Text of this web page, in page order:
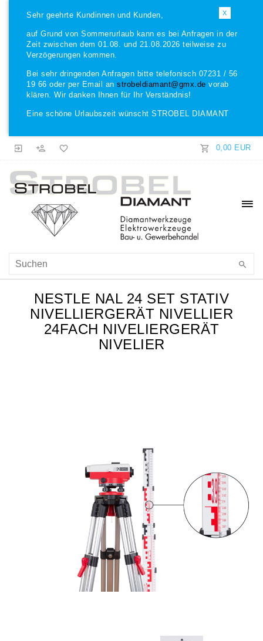
X
Sehr geehrte Kundinnen und Kunden,
auf Grund von Sommerurlaub kann es bei Anfragen in der
Zeit zwischen dem 01.08. und 21.08.2026 teilweise zu
Verzögerungen kommen.
Bei sehr dringenden Anfragen bitte telefonisch 07231 / 56
19 66 oder per Email an strobeldiamant@gmx.de vorab
klären. Wir danken Ihnen für Ihr Verständnis!
Eine schöne Urlaubszeit wünscht STROBEL DIAMANT
0,00 EUR
NESTLE NAL 24 SET STATIV
NIVELLIERGERÄT NIVELLIER
24FACH NIVELIERGERÄT
NIVELIER